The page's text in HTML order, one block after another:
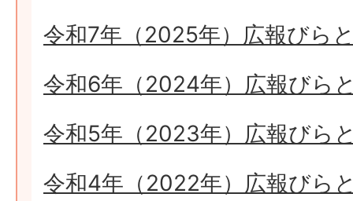
令和7年（2025年）広報びら
令和6年（2024年）広報びら
令和5年（2023年）広報びら
令和4年（2022年）広報びら